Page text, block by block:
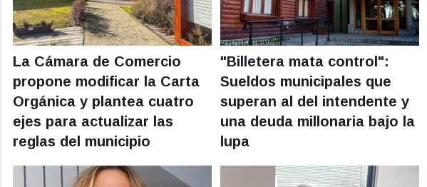
La Cámara de Comercio
propone modificar la Carta
Orgánica y plantea cuatro
ejes para actualizar las
reglas del municipio
"Billetera mata control":
Sueldos municipales que
superan al del intendente y
una deuda millonaria bajo la
lupa